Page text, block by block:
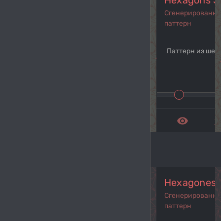
navigate_before
паттерн
Паттерн из
remove_red_eye
Hexagones
паттерн